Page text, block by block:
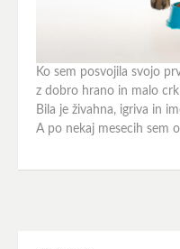
Ko sem posvojila svojo
z dobro hrano in malo
Bila je živahna, igriva in
A po nekaj mesecih sem